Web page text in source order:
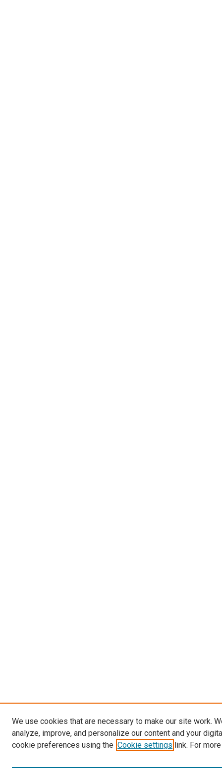
We use cookies that are necessary to make our site work.
analyze, improve, and personalize our content and your
cookie preferences using the Cookie settings link. For